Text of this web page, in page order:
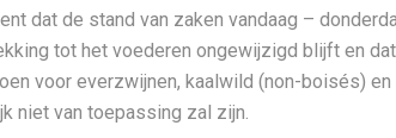
dat de stand van zaken vandaag –
tot het voederen ongewijzigd blijft en
voor everzwijnen, kaalwild (non-boisés)
niet van toepassing zal zijn.